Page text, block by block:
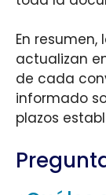
En resumen,
actualizan
de cada
informado
plazos